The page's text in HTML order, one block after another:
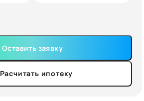
Оставить заявку
Расчитать ипотеку